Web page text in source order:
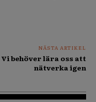
NÄSTA ARTIKEL
Vi behöver lära oss att
nätverka igen